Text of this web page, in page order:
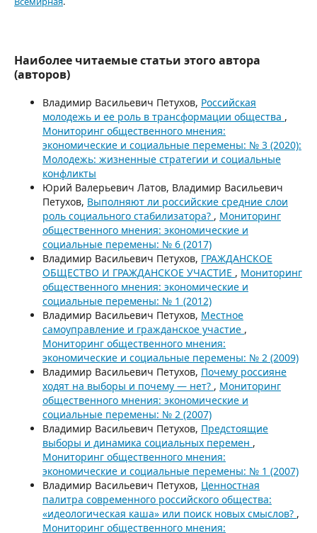
Наиболее читаемые статьи этого автора
(авторов)
Владимир Васильевич Петухов, Российская
молодежь и ее роль в трансформации общества ,
Мониторинг общественного мнения:
экономические и социальные перемены: № 3 (2020):
Молодежь: жизненные стратегии и социальные
конфликты
Юрий Валерьевич Латов, Владимир Васильевич
Петухов, Выполняют ли российские средние слои
роль социального стабилизатора? , Мониторинг
общественного мнения: экономические и
социальные перемены: № 6 (2017)
Владимир Васильевич Петухов, ГРАЖДАНСКОЕ
ОБЩЕСТВО И ГРАЖДАНСКОЕ УЧАСТИЕ , Мониторинг
общественного мнения: экономические и
социальные перемены: № 1 (2012)
Владимир Васильевич Петухов, Местное
самоуправление и гражданское участие ,
Мониторинг общественного мнения:
экономические и социальные перемены: № 2 (2009)
Владимир Васильевич Петухов, Почему россияне
ходят на выборы и почему — нет? , Мониторинг
общественного мнения: экономические и
социальные перемены: № 2 (2007)
Владимир Васильевич Петухов, Предстоящие
выборы и динамика социальных перемен ,
Мониторинг общественного мнения:
экономические и социальные перемены: № 1 (2007)
Владимир Васильевич Петухов, Ценностная
палитра современного российского общества:
«идеологическая каша» или поиск новых смыслов? ,
Мониторинг общественного мнения: